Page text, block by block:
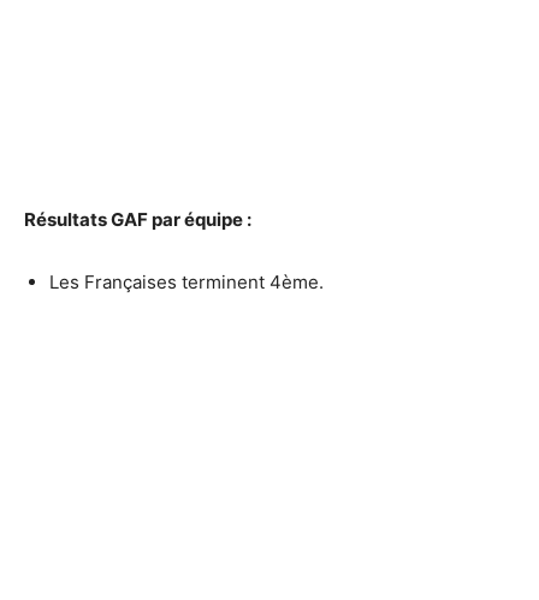
Résultats GAF par équipe :
Les Françaises terminent 4ème.